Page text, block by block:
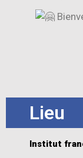
Lieu
Institut